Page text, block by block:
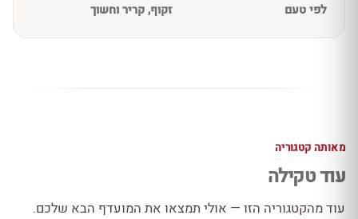
לפי טעם זקוף, קריר וחשוך
מאותה קטגוריה
עוד טקילה
עוד מהקטגוריה הזו — אולי תמצאו את המועדף הבא שלכם.